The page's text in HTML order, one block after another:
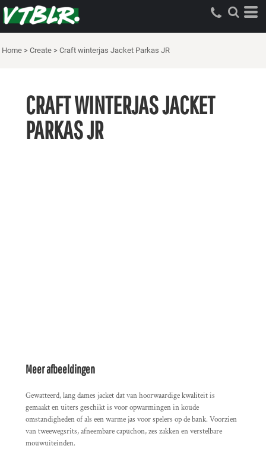
Home > Create > Craft winterjas Jacket Parkas JR
CRAFT WINTERJAS JACKET
PARKAS JR
Meer afbeeldingen
Gewatteerd, lang dames jacket dat van hoorwaardige kwaliteit is
gemaakt en uiters geschikt is voor opwarmingen in koude
omstandigheden of als een warme jas voor spelers op de bank. Voorzien
van tweewegsrits, afneembare capuchon, zes zakken en verstelbare
mouwuiteinden.